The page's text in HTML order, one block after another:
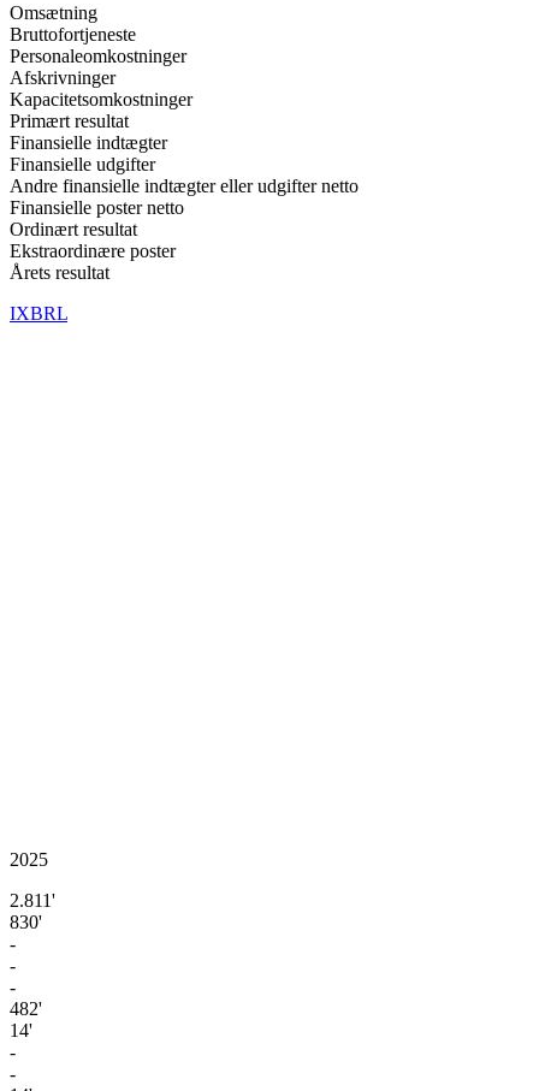
Omsætning
Bruttofortjeneste
Personaleomkostninger
Afskrivninger
Kapacitetsomkostninger
Primært resultat
Finansielle indtægter
Finansielle udgifter
Andre finansielle indtægter eller udgifter netto
Finansielle poster netto
Ordinært resultat
Ekstraordinære poster
Årets resultat
IXBRL
2025
2.811'
830'
-
-
-
482'
14'
-
-